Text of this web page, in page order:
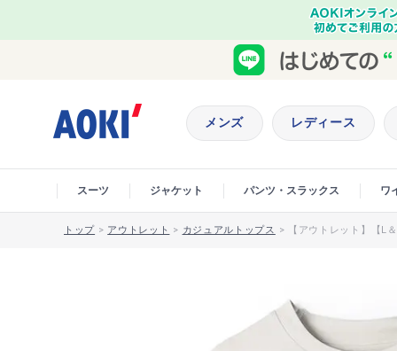
メンズ レディース
スーツ ジャケット パンツ・スラックス ワ
トップ > アウトレット > カジュアルトップス > 【アウトレット】【L